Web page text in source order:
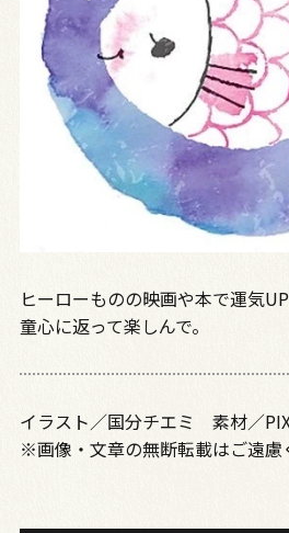
ヒーローものの映画や本で運気UP
童心に返って楽しんで。
イラスト／国分チエミ 素材／
※画像・文章の無断転載はご遠慮